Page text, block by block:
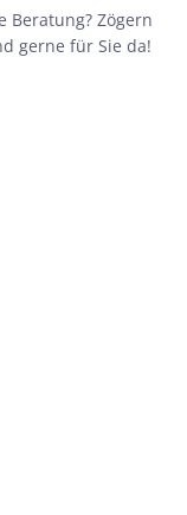
Beratung? Zögern
gerne für Sie da!